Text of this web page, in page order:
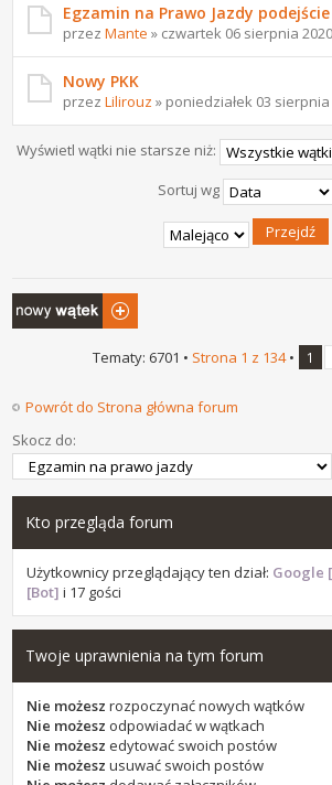
Egzamin na Prawo Jazdy
przezMante » czwartek 06 sierpnia
Nowy PKK
przezLilirouz » poniedziałek 03 sierpnia
Wyświetl wątki nie starsze niż:
Sortuj wg
Napisz wątek
Tematy: 6701 • Strona 1 z 134• 1
Powrót do Strona główna forum
Skocz do:
Kto przegląda forum
Użytkownicy przeglądający ten dział: Google
[Bot] i 17 gości
Twoje uprawnienia na tym forum
Nie możesz rozpoczynać nowych wątków
Nie możesz odpowiadać w wątkach
Nie możesz edytować swoich postów
Nie możesz usuwać swoich postów